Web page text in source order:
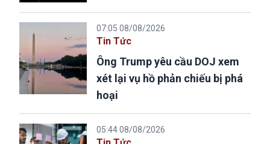
07:05 08/08/2026
Tin Tức
Ông Trump yêu cầu DOJ xem
xét lại vụ hồ phản chiếu bị phá
hoại
05:44 08/08/2026